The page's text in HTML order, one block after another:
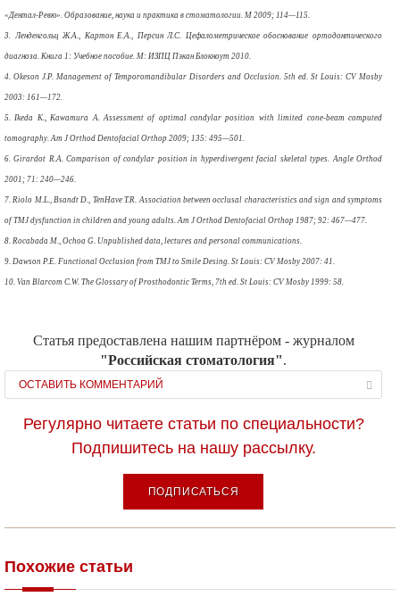
«Дентал-Ревю». Образование, наука и практика в стоматологии. М 2009; 114—115.
3. Ленденгольц Ж.А., Картон Е.А., Персин Л.С. Цефалометрическое обоснование ортодонтического
диагноза. Книга 1: Учебное пособие. М: ИЗПЦ Пэкан Блокноут 2010.
4. Okeson J.P. Management of Temporomandibular Disorders and Occlusion. 5th ed. St Louis: CV Mosby
2003: 161—172.
5. Ikeda K., Kawamura A. Assessment of optimal condylar position with limited cone-beam computed
tomography. Am J Orthod Dentofacial Orthop 2009; 135: 495—501.
6. Girardot R.A. Comparison of condylar position in hyperdivergent facial skeletal types. Angle Orthod
2001; 71: 240—246.
7. Riolo M.L., Bsandt D., TenHave T.R. Association between occlusal characteristics and sign and symptoms
of TMJ dysfunction in children and young adults. Am J Orthod Dentofacial Orthop 1987; 92: 467—477.
8. Rocabada M., Ochoa G. Unpublished data, lectures and personal communications.
9. Dawson P.E. Functional Occlusion from TMJ to Smile Desing. St Louis: CV Mosby 2007: 41.
10. Van Blarcom C.W. The Glossary of Prosthodontic Terms, 7th ed. St Louis: CV Mosby 1999: 58.
Статья предоставлена нашим партнёром - журналом
"Российская стоматология".
ОСТАВИТЬ КОММЕНТАРИЙ
Регулярно читаете статьи по специальности?
Подпишитесь на нашу рассылку.
ПОДПИСАТЬСЯ
Похожие статьи